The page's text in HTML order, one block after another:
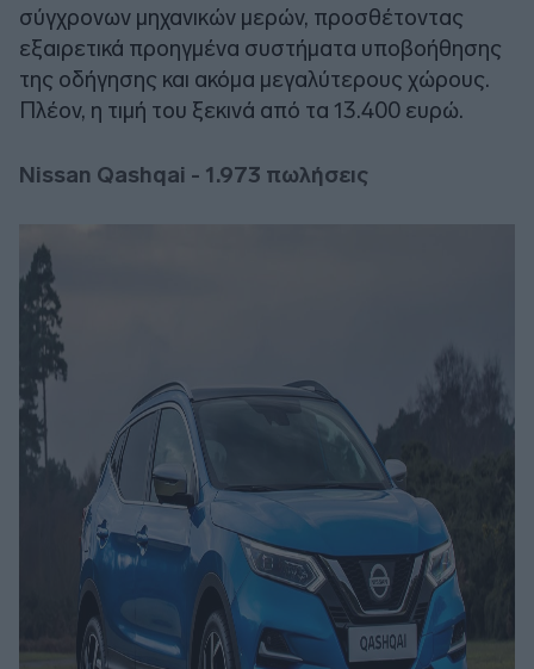
σύγχρονων μηχανικών μερών, προσθέτοντας
εξαιρετικά προηγμένα συστήματα υποβοήθησης
της οδήγησης και ακόμα μεγαλύτερους χώρους.
Πλέον, η τιμή του ξεκινά από τα 13.400 ευρώ.
Nissan Qashqai - 1.973 πωλήσεις